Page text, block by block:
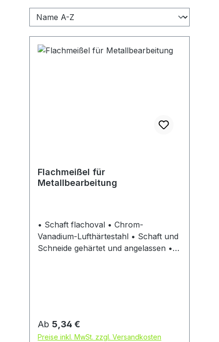
Flachmeißel für
Metallbearbeitung
• Schaft flachoval • Chrom-
Vanadium-Lufthärtestahl • Schaft und
Schneide gehärtet und angelassen •
Regulärer Preis:
Ab 5,34 €
Preise inkl. MwSt. zzgl. Versandkosten